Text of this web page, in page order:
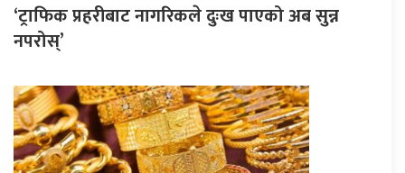
‘ट्राफिक प्रहरीबाट नागरिकले दुःख पाएको अब सुन्न
नपरोस्’